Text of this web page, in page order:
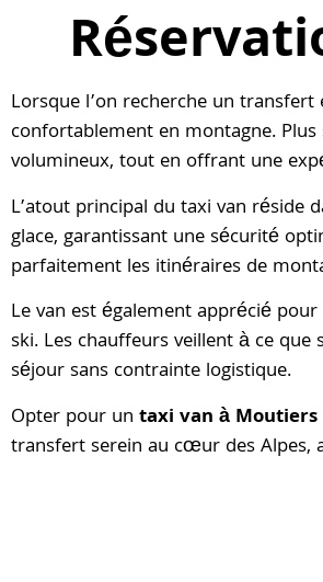
Lorsque l’on recherche un
confortablement en montagne.
volumineux, tout en offrant une
L’atout principal du taxi van réside
glace, garantissant une sécurité
parfaitement les itinéraires de
Le van est également apprécié
ski. Les chauffeurs veillent à ce
séjour sans contrainte logistique.
Opter pour un taxi van à Moutiers
transfert serein au cœur des Alpes,